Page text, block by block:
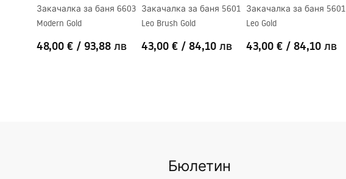
Закачалка за баня 6603
Modern Gold
48,00 € / 93,88 лв
Закачалка за баня 5601
Leo Brush Gold
43,00 € / 84,10 лв
Закачалка за баня 5601
Leo Gold
43,00 € / 84,10 лв
Бюлетин